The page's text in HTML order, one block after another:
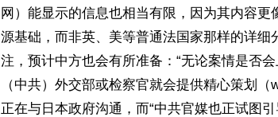
网）能显示的信息也相当有限，因为其内容
源基础，而非英、美等普通法国家那样的详
注，预计中方也会有所准备：“无论案情是否
（中共）外交部或检察官就会提供精心策划
正在与日本政府沟通，而“中共官媒也正试图